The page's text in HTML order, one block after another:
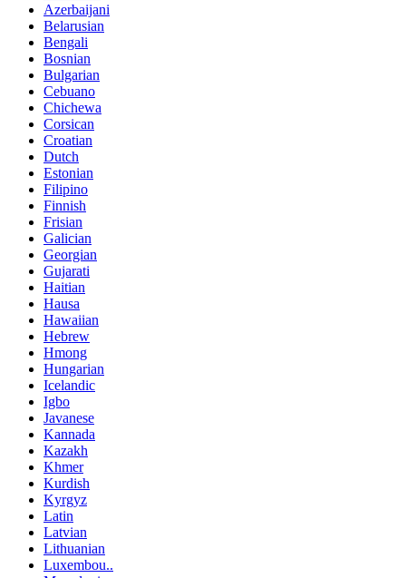
Azerbaijani
Belarusian
Bengali
Bosnian
Bulgarian
Cebuano
Chichewa
Corsican
Croatian
Dutch
Estonian
Filipino
Finnish
Frisian
Galician
Georgian
Gujarati
Haitian
Hausa
Hawaiian
Hebrew
Hmong
Hungarian
Icelandic
Igbo
Javanese
Kannada
Kazakh
Khmer
Kurdish
Kyrgyz
Latin
Latvian
Lithuanian
Luxembou..